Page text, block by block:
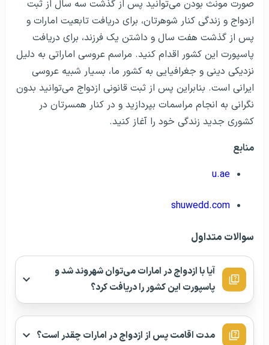
صورت مونث بودن می‌توانید پس از گذشت سه سال از ثبت
ازدواج و زندگی کنار شوهرتان، برای دریافت تابعیت امارات و
پس از گذشت هفت سال و داشتن یک فرزند، برای دریافت
پاسپورت این کشور اقدام کنید. مراسم عروسی اماراتی به دلیل
نزدیکی دینی و جغرافیایی به کشور ما، بسیار شبیه عروسی
ایرانی است. بنابراین پس از ثبت قانونی ازدواج می‌توانید بدون
نگرانی به انجام مراسمات بپردازید و در کنار همسرتان در
کشوری جدید زندگی خود را آغاز کنید.
منابع
u.ae
shuwedd.com
سوالات متداول
آیا با ازدواج در امارات می‌توان شهروند شد و
پاسپورت این کشور را دریافت کرد؟
مدت اقامت پس از ازدواج در امارات چقدر است؟